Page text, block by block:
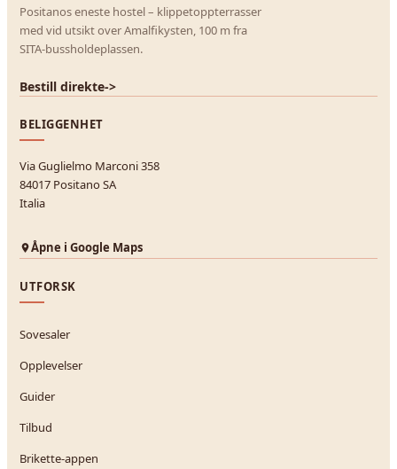
Positanos eneste hostel – klippetoppterrasser
med vid utsikt over Amalfikysten, 100 m fra
SITA-bussholdeplassen.
Bestill direkte->
BELIGGENHET
Via Guglielmo Marconi 358
84017 Positano SA
Italia
Åpne i Google Maps
UTFORSK
Sovesaler
Opplevelser
Guider
Tilbud
Brikette-appen